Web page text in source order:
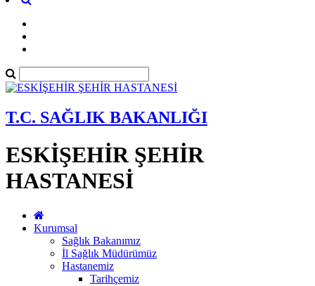
T.C. SAĞLIK BAKANLIĞI
ESKİŞEHİR ŞEHİR
HASTANESİ
Kurumsal
Sağlık Bakanımız
İl Sağlık Müdürümüz
Hastanemiz
Tarihçemiz